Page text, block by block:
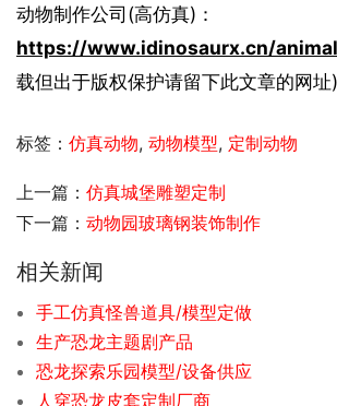
动物制作公司(高仿真)：
https://www.idinosaurx.cn/
载但出于版权保护请留下此文章的网址)
标签： 仿真动物, 动物模型, 定制动物
上一篇： 仿真城堡雕塑定制
下一篇： 动物园玻璃钢装饰制作
相关新闻
手工仿真怪兽道具/模型定做
生产恐龙主题剧产品
恐龙探索乐园模型/设备供应
人穿恐龙皮套定制厂商